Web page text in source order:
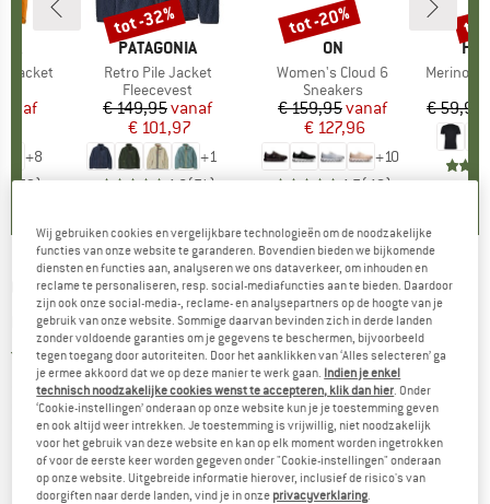
Jacket
prijs
+8
(79)
MERK
PATAGONIA
Artikel
Retro Pile Jacket
Productgroep
Fleecevest
Prijs
€ 149,95Verlaagde prijs
vanaf
€ 101,97
+1
4,6(71 )
Korting
tot -32%
MERK
ON
Artikel
Women's Cloud 6
Productgroep
Sneakers
Prijs
€ 159,95Verlaagde prijs
vanaf
€ 127,96
+10
4,7( 48)
Korting
tot -20%
Artikel
MerinoMix150
€ 59,95
tot
CAFÉ KRAFT -Kraft Chalk Liquid - Vloeibaar
magnesium
4,0(1)
Wij gebruiken cookies en vergelijkbare technologieën om de noodzakelijke
functies van onze website te garanderen. Bovendien bieden we bijkomende
diensten en functies aan, analyseren we ons dataverkeer, om inhouden en
reclame te personaliseren, resp. social-mediafuncties aan te bieden. Daardoor
zijn ook onze social-media-, reclame- en analysepartners op de hoogte van je
gebruik van onze website. Sommige daarvan bevinden zich in derde landen
zonder voldoende garanties om je gegevens te beschermen, bijvoorbeeld
tegen toegang door autoriteiten. Door het aanklikken van ‘Alles selecteren’ ga
je ermee akkoord dat we op deze manier te werk gaan. Indien je enkel
technisch noodzakelijke cookies wenst te accepteren, klik dan hier . Onder
‘Cookie-instellingen’ onderaan op onze website kun je je toestemming geven
en ook altijd weer intrekken. Je toestemming is vrijwillig, niet noodzakelijk
voor het gebruik van deze website en kan op elk moment worden ingetrokken
of voor de eerste keer worden gegeven onder "Cookie-instellingen" onderaan
op onze website. Uitgebreide informatie hierover, inclusief de risico's van
doorgiften naar derde landen, vind je in onze privacyverklaring